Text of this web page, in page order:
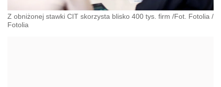
Z obniżonej stawki CIT skorzysta blisko 400 tys. firm /Fot. Fotolia /
Fotolia